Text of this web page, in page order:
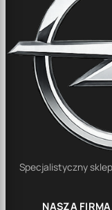
Specjalistyczny
NASZA FIRMA